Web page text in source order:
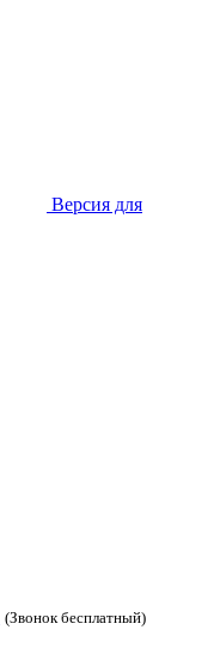
Версия для
(Звонок бесплатный)